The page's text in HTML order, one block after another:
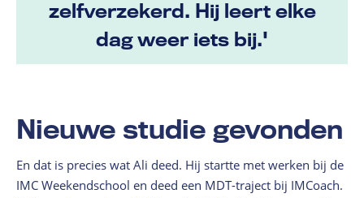
zelfverzekerd. Hij leert elke
dag weer iets bij.'
Nieuwe studie gevonden
En dat is precies wat Ali deed. Hij startte met werken bij de
IMC Weekendschool en deed een MDT-traject bij IMCoach.